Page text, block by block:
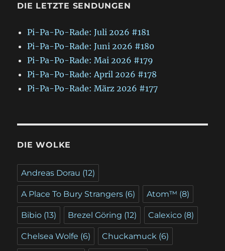
DIE LETZTE SENDUNGEN
Pi-Pa-Po-Rade: Juli 2026 #181
Pi-Pa-Po-Rade: Juni 2026 #180
Pi-Pa-Po-Rade: Mai 2026 #179
Pi-Pa-Po-Rade: April 2026 #178
Pi-Pa-Po-Rade: März 2026 #177
DIE WOLKE
Andreas Dorau (12)
A Place To Bury Strangers (6) Atom™ (8)
Bibio (13) Brezel Göring (12) Calexico (8)
Chelsea Wolfe (6) Chuckamuck (6)